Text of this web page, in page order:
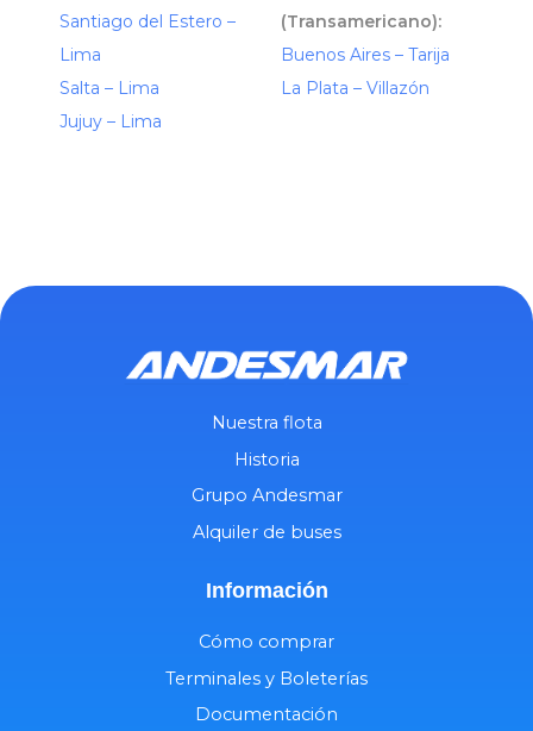
Santiago del Estero –
Lima
Salta – Lima
Jujuy – Lima
(Transamericano):
Buenos Aires – Tarija
La Plata – Villazón
Nuestra flota
Historia
Grupo Andesmar
Alquiler de buses
Información
Cómo comprar
Terminales y Boleterías
Documentación